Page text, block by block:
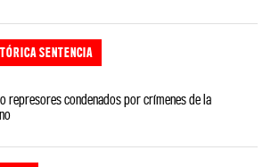
SENTENCIA
represores condenados por crímenes de la